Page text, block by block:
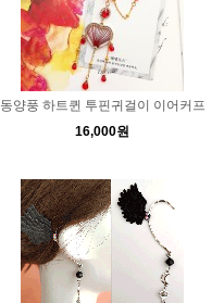
동양풍 하트퀸 투핀귀걸이 이어커프
16,000원